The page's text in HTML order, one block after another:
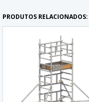
PRODUTOS RELACIONADOS: